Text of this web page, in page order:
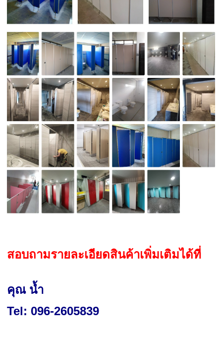
สอบถามรายละเอียดสินค้าเพิ่มเติมได้ที่
คุณ น้ำ
Tel: 096-2605839